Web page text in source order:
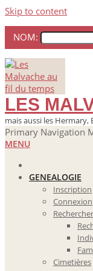
Skip to content
NOM:
LES
mais aussi les
Primary Navigation
MENU
GENEALOGIE
Inscription
Connexion
Rechercher
Cimetières